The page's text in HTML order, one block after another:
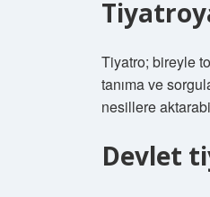
Tiyatro; bireyle
tanıma ve
nesillere
Devlet